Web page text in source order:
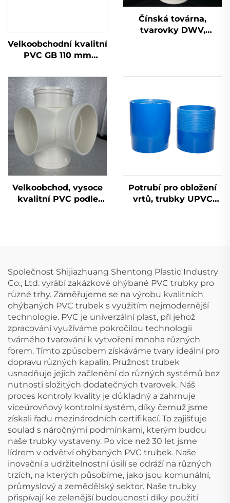
Velkoobchodní kvalitní
PVC GB 110 mm
trubka UPVC
Čínská továrna,
tvarovky DWV,
Velkoobchod, vysoce
kvalitní PVC podle
Potrubí pro obložení
vrtů, trubky UPVC
hlubinné UPVC, cena,
plastové výrobky
Společnost Shijiazhuang Shentong Plastic Industry
Co., Ltd. vyrábí zakázkové ohýbané PVC trubky pro
různé trhy. Zaměřujeme se na výrobu kvalitních
ohýbaných PVC trubek s využitím nejmodernější
technologie. PVC je univerzální plast, při jehož
zpracování využíváme pokročilou technologii
tvárného tvarování k vytvoření mnoha různých
forem. Tímto způsobem získáváme tvary ideální pro
dopravu různých kapalin. Pružnost trubek
usnadňuje jejich začlenění do různých systémů bez
nutnosti složitých dodatečných tvarovek. Náš
proces kontroly kvality je důkladný a zahrnuje
víceúrovňový kontrolní systém, díky čemuž jsme
získali řadu mezinárodních certifikací. To zajišťuje
soulad s náročnými podmínkami, kterým budou
naše trubky vystaveny. Po více než 30 let jsme
lídrem v odvětví ohýbaných PVC trubek. Naše
inovační a udržitelnostní úsilí se odráží na různých
trzích, na kterých působíme, jako jsou komunální,
průmyslový a zemědělský sektor. Naše trubky
přispívají ke zelenější budoucnosti díky použití